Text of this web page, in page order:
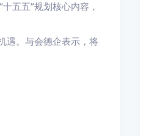
五五”规划核心内容，
遇。与会德企表示，将